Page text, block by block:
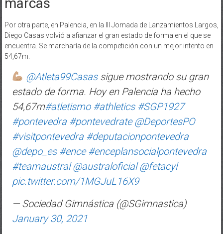
marcas
Por otra parte, en Palencia, en la III Jornada de Lanzamientos Largos,
Diego Casas volvió a afianzar el gran estado de forma en el que se
encuentra. Se marcharía de la competición con un mejor intento en
54,67m.
@Atleta99Casassigue mostrando su gran
estado de forma. Hoy en Palencia ha hecho
54,67m#atletismo #athletics #SGP1927
#pontevedra #pontevedrate @DeportesPO
#visitpontevedra #deputacionpontevedra
@depo_es #ence #enceplansocialpontevedra
#teamaustral @australoficial @fetacyl
pic.twitter.com/1MGJuL16X9
— Sociedad Gimnástica (@SGimnastica)
January 30, 2021